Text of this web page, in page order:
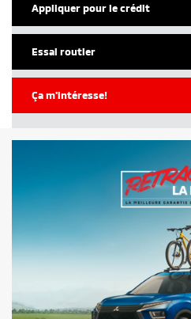
Appliquer pour le crédit
Essai routier
Ça m'intéresse!